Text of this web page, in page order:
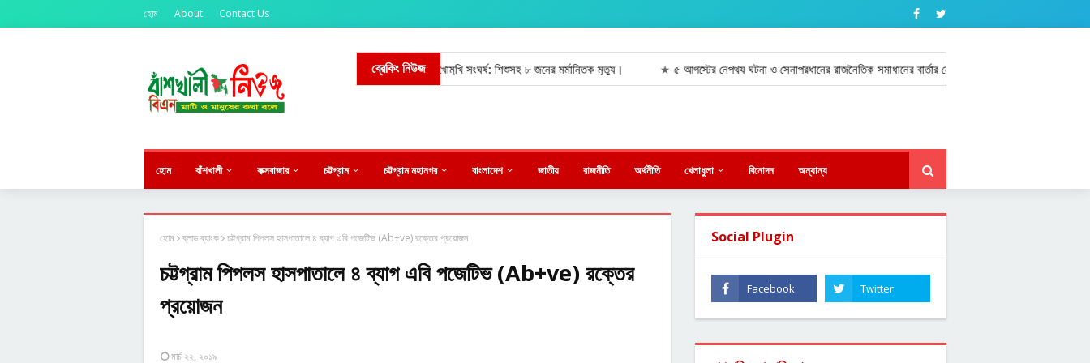
হোম About Contact Us
ব্রেকিং নিউজ
★ সিলেটের ওসমানীনগরে দুই বাসের মুখোমুখি সংঘর্ষ: শিশুসহ ৮ জনের মর্মান্তিক মৃত্যু। ৫ আগস্টের নেপথ্য ঘটনা ও সেনাপ্রধানের রাজনৈতিক সমাধানের বার্তার নেপথ্য কাহিনী জানালেন ফজলে এলাহী
হোম বাঁশখালী কক্সবাজার চট্টগ্রাম চট্টগ্রাম মহানগর বাংলাদেশ জাতীয় রাজনীতি অর্থনীতি খেলাধুলা বিনোদন অন্যান্য
হোম ব্লাড ব্যাংক চট্টগ্রাম পিপলস হাসপাতালে ৪ ব্যাগ এবি পজেটিভ (Ab+ve) রক্তের প্রয়োজন
চট্টগ্রাম পিপলস হাসপাতালে ৪ ব্যাগ এবি পজেটিভ (Ab+ve) রক্তের
প্রয়োজন
মার্চ ২২, ২০১৯
Social Plugin